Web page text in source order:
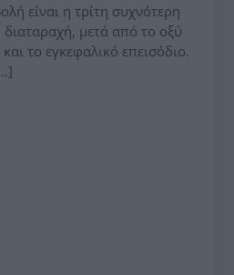
είναι η τρίτη συχνότερη
διαταραχή, μετά από το οξύ
το εγκεφαλικό επεισόδιο.